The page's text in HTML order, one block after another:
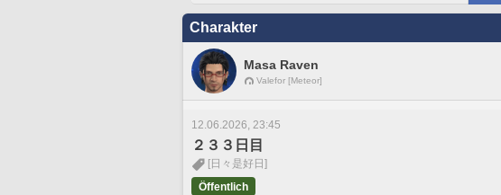
Charakter
Masa Raven
Valefor [Meteor]
12.06.2026, 23:45
２３３日目
[日々是好日]
Öffentlich